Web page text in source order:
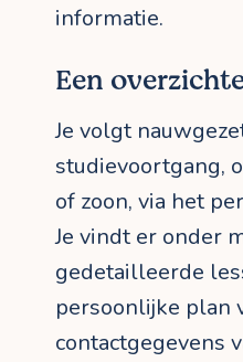
informatie.
Een
Je volgt
studievoortgang,
of zoon, via het
Je vindt er onder
gedetailleerde
persoonlijke plan
contactgegevens